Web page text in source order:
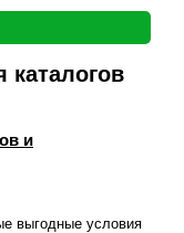
каталогов
и
выгодные условия